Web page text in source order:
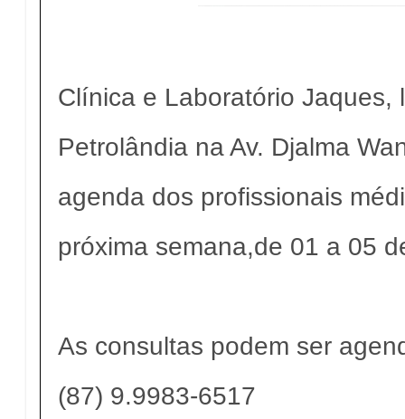
Clínica e Laboratório Jaques,
Petrolândia na Av. Djalma
agenda dos profissionais
próxima semana,de 01 a 05
As consultas podem ser
(87) 9.9983-6517